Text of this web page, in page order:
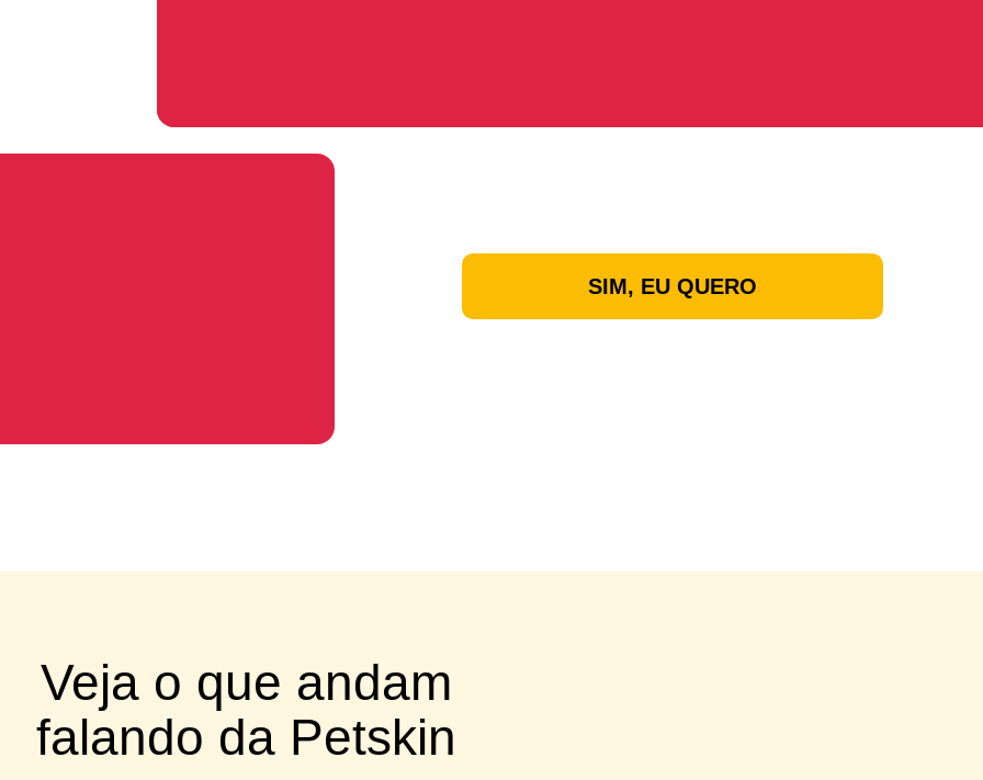
SIM, EU QUERO
Veja o que andam
falando da Petskin